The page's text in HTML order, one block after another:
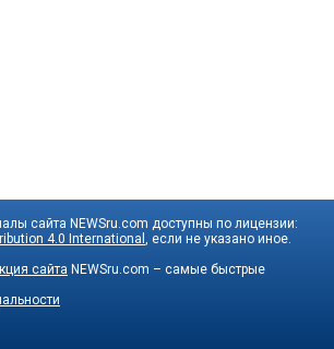
сайта NEWSru.com доступны по лицензии:
4.0 International , если не указано иное.
сайта NEWSru.com – самые быстрые